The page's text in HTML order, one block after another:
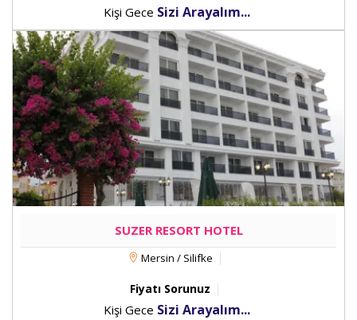
Kişi Gece Sizi Arayalım...
SUZER RESORT HOTEL
Mersin / Silifke
Fiyatı Sorunuz
Kişi Gece Sizi Arayalım...